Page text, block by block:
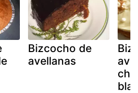
Bizcocho de
avellanas